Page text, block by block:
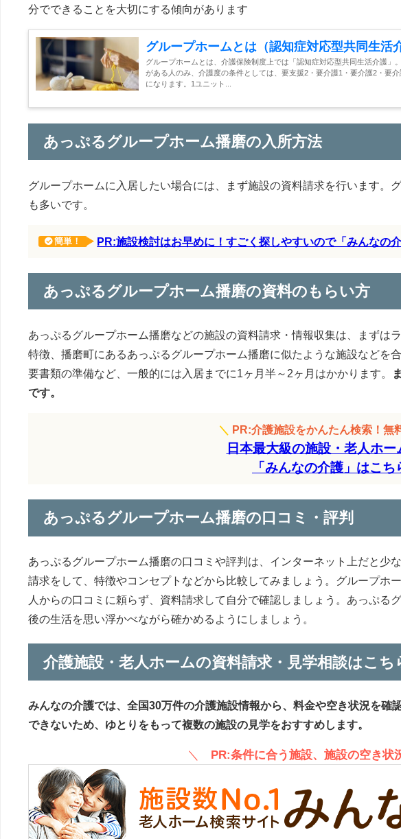
分でできることを大切にする傾向があります
グループホームとは（認知症対応型共同生活
グループホームとは、介護保険制度上では「認知症対応型共同生活介護
がある人のみ、介護度の条件としては、要支援2・要介護1・要介護2・要
になります。1ユニット...
あっぷるグループホーム播磨の入所方法
グループホームに入居したい場合には、まず施設の資料請求を行います。
も多いです。
簡単！ PR:施設検討はお早めに！すごく探しやすいので「みんなの
あっぷるグループホーム播磨の資料のもらい方
あっぷるグループホーム播磨などの施設の資料請求・情報収集は、まずは
特徴、播磨町にあるあっぷるグループホーム播磨に似たような施設などを
要書類の準備など、一般的には入居までに1ヶ月半～2ヶ月はかかります。
です。
＼ PR:介護施設をかんたん検索！無
日本最大級の施設・老人ホー
「みんなの介護」はこち
あっぷるグループホーム播磨の口コミ・評判
あっぷるグループホーム播磨の口コミや評判は、インターネット上だと少
請求をして、特徴やコンセプトなどから比較してみましょう。グループホ
人からの口コミに頼らず、資料請求して自分で確認しましょう。あっぷる
後の生活を思い浮かべながら確かめるようにしましょう。
介護施設・老人ホームの資料請求・見学相談はこち
みんなの介護では、全国30万件の介護施設情報から、料金や空き状況を確
できないため、ゆとりをもって複数の施設の見学をおすすめします。
＼ PR:条件に合う施設、施設の空き状